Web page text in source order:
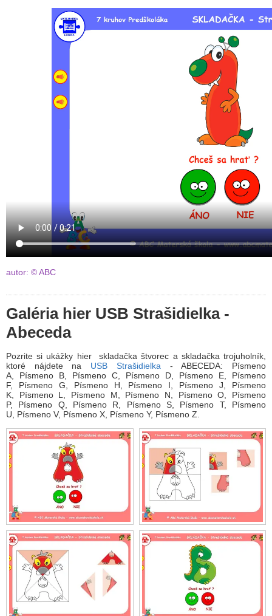
autor: © ABC
Galéria hier USB Strašidielka -
Abeceda
Pozrite si ukážky hier skladačka štvorec a skladačka trojuholník,
ktoré nájdete na USB Strašidielka - ABECEDA: Písmeno
A, Písmeno B, Písmeno C, Písmeno D, Písmeno E, Písmeno
F, Písmeno G, Písmeno H, Písmeno I, Písmeno J, Písmeno
K, Písmeno L, Písmeno M, Písmeno N, Písmeno O, Písmeno
P, Písmeno Q, Písmeno R, Písmeno S, Písmeno T, Písmeno
U, Písmeno V, Písmeno X, Písmeno Y, Písmeno Z.